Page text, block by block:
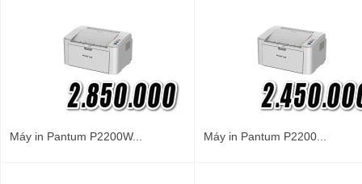
Máy in Pantum P2200W... Máy in Pantum P2200...